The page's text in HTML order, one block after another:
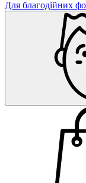
Для благодійних